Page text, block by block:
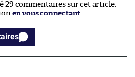
29 commentaires sur cet article.
en vous connectant